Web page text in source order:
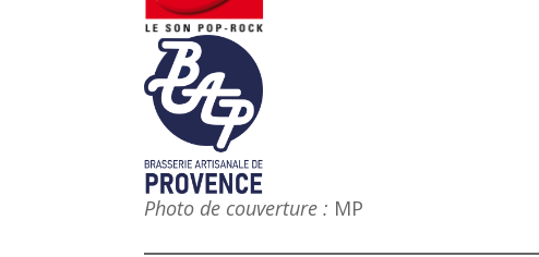
Photo de couverture : MP